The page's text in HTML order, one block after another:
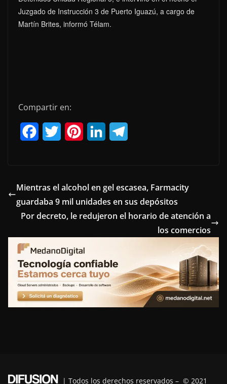
Juzgado de Instrucción 3 de Puerto Iguazú, a cargo de
Martín Brites, informó Télam.
Compartir en:
e
b
o
o
k
t
t
e
r
t
e
r
e
s
t
k
e
d
I
n
e
g
r
a
Mientras el alcohol en gel escasea, Farmacity
guardaba 9 mil unidades en sus depósitos
Por decreto, le redujeron el horario de atención a
los comercios
| Todos los derechos reservados – © 2021